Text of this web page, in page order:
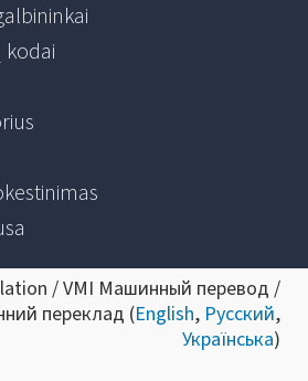
kodai
/ VMI Машинный перевод /
переклад (English, Русский,
Українська)